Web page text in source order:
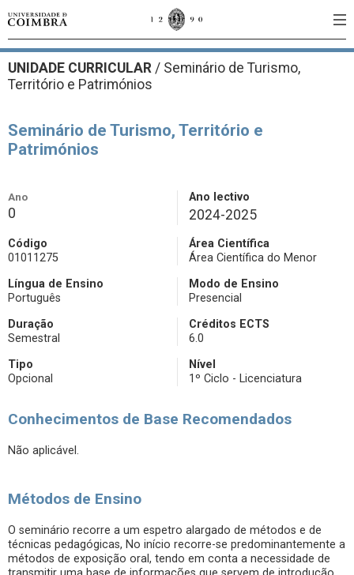
UNIDADE CURRICULAR / Seminário de Turismo,
Território e Patrimónios
Seminário de Turismo, Território e
Patrimónios
Ano
0
Ano lectivo
2024-2025
Código
01011275
Área Científica
Área Científica do Menor
Língua de Ensino
Português
Modo de Ensino
Presencial
Duração
Semestral
Créditos ECTS
6.0
Tipo
Opcional
Nível
1º Ciclo - Licenciatura
Conhecimentos de Base Recomendados
Não aplicável.
Métodos de Ensino
O seminário recorre a um espetro alargado de métodos e de
técnicas pedagógicas, No início recorre-se predominantemente a
métodos de exposição oral, tendo em conta a necessidade de